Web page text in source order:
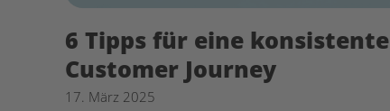
6 Tipps für eine konsistente
Customer Journey
17. März 2025